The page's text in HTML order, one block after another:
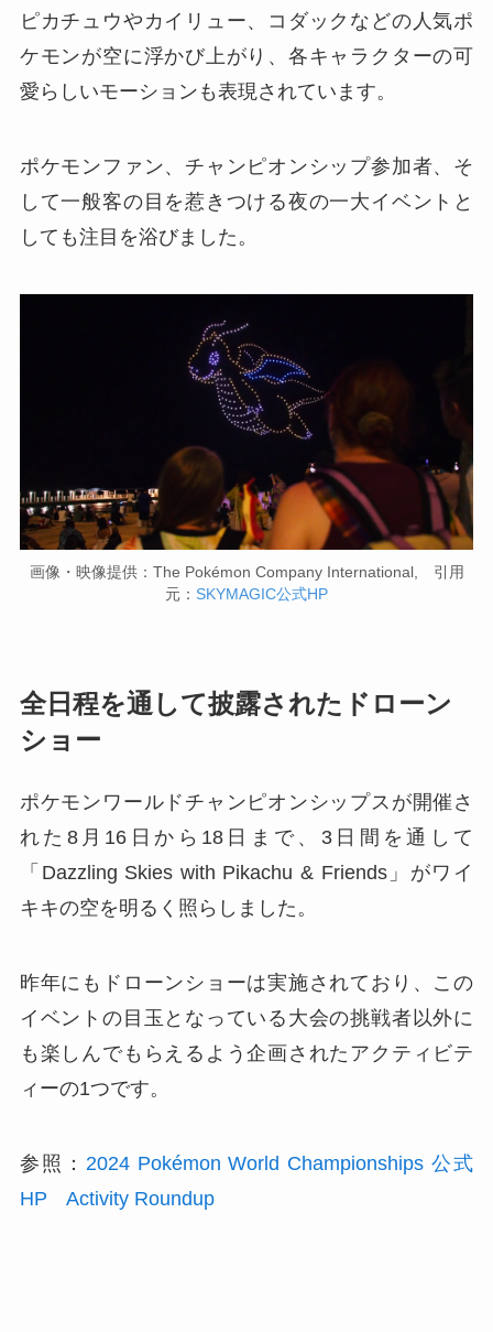
ピカチュウやカイリュー、コダックなどの人気ポ
ケモンが空に浮かび上がり、各キャラクターの可
愛らしいモーションも表現されています。
ポケモンファン、チャンピオンシップ参加者、そ
して一般客の目を惹きつける夜の一大イベントと
しても注目を浴びました。
画像・映像提供：The Pokémon Company International, 引用
元： SKYMAGIC公式HP
全日程を通して披露されたドローン
ショー
ポケモンワールドチャンピオンシップスが開催さ
れた8月16日から18日まで、3日間を通して
「Dazzling Skies with Pikachu & Friends」がワイ
キキの空を明るく照らしました。
昨年にもドローンショーは実施されており、この
イベントの目玉となっている大会の挑戦者以外に
も楽しんでもらえるよう企画されたアクティビテ
ィーの1つです。
参照： 2024 Pokémon World Championships 公式
HP Activity Roundup